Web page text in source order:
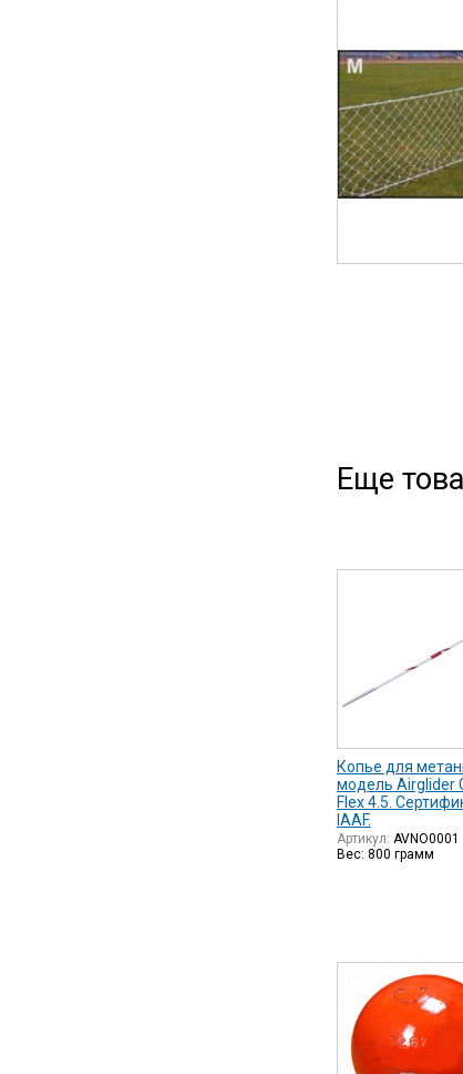
Еще
Копье для
модель Airglider
Flex 4.5.
IAAF.
Артикул: AVNO0001
Вес: 800 грамм